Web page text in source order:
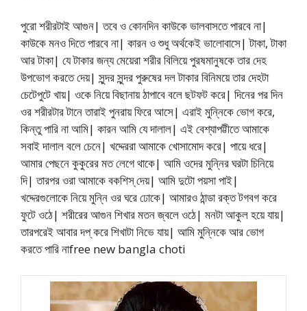
পুরো শরীরটাই আগুন| তবে ও কোনদিন কাউকে ভালবাসতে পারবে না|
কাউকে মনও দিতে পারবে না| কারন ও শুধু অর্থকেই ভালোবাসে| টাকা, টাকা
আর টাকা| যে টাকার জন্য মেয়েরা শরীর বিলিয়ে পুরষমানুষকে তার দেহ
উপভোগ করতে দেয়| সুন্দর সুন্দর পুরুষের দল টাকার বিনিময়ে তার দেহটা
চেটেপুটে খায়| ওকে নিয়ে বিছানায় ঠাপাবে বলে ছটফট করে| দিনের পর দিন
ওর শরীরটার টানে তারাই পুনরায় ফিরে আসে| এরাই মুন্নিকে ভোগ করে,
কিন্তু পারি না আমি| কারন আমি যে দালাল| এই বেশ্যাপট্টীতে আমাকে
সবাই দালাল বলে চেনে| খদ্দেররা আমাকে খোসামোদ করে| পায়ে ধরে|
আমার পেছনে কুকুরের মত লেগে থাকে| আমি ওদের মুন্নির ঘরটা চিনিয়ে
দি| তারপর ওরা আমাকে বকশিস্ দেয়| আমি দুটো পয়সা পাই|
খদ্দেরগুলোকে নিয়ে মুন্নি ওর ঘরে ঢোকে| আমারও ঠান্ডা রক্ত টগবগ করে
ফুটে ওঠে| শরীরের আগুন শিখার মতন জ্বলে ওঠে| মনটা আকুল হয়ে যায়|
তারপরেই আবার দপ্ করে শিখাটা নিভে যায়| আমি মুন্নিকে আর ভোগ
করতে পারি নাfree new bangla choti